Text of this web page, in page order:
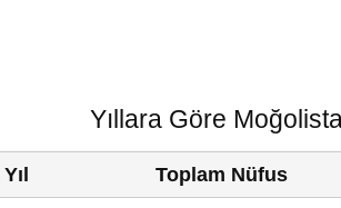
Yıllara Göre
Yıl Toplam Nüfus